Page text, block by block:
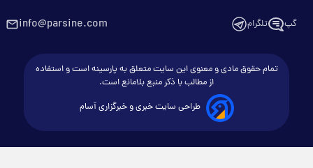
گپ تلگرام info@parsine.com
تمام حقوق مادی و معنوی این سایت متعلق به پارسینه است و استفاده
از مطالب با ذکر منبع بلامانع است.
طراحی سایت خبری و خبرگزاری آسام